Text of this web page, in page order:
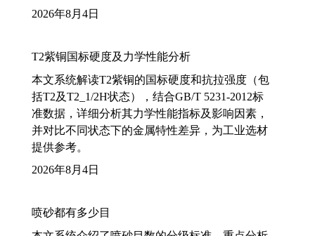
2026年8月4日
T2紫铜国标硬度及力学性能分析
本文系统解读T2紫铜的国标硬度和抗拉强度（包
括T2及T2_1/2H状态），结合GB/T 5231-2012标
准数据，详细分析其力学性能指标及影响因素，
并对比不同状态下的金属特性差异，为工业选材
提供参考。
2026年8月4日
喷砂都有多少目